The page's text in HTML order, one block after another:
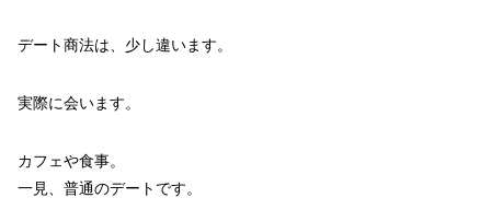
デート商法は、少し違います。
実際に会います。
カフェや食事。
一見、普通のデートです。